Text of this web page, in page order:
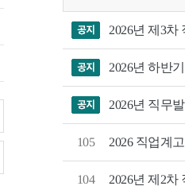
2026년 제3
2026년 하반
2026년 직무
105 2026 직업계
104 2026년 제2